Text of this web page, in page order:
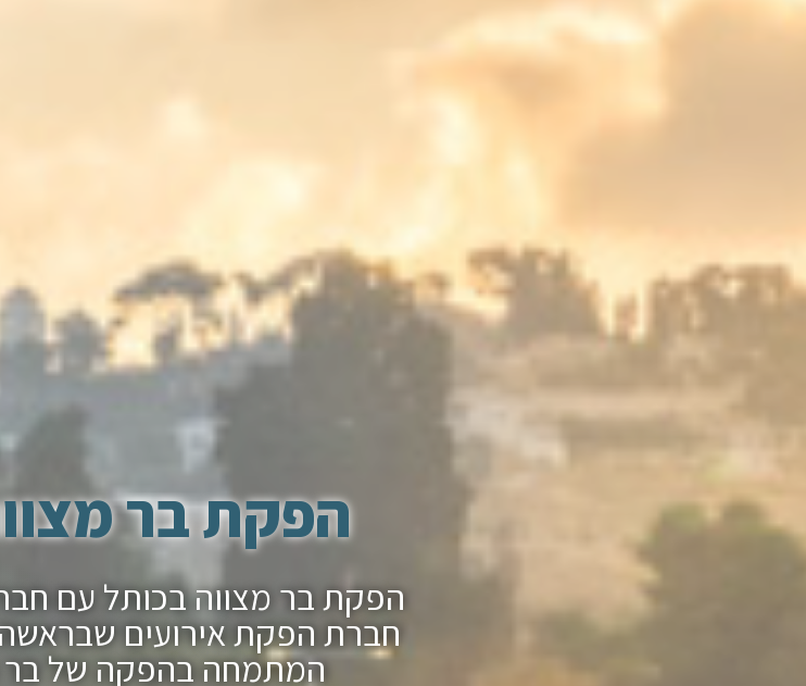
הפקת בר
חברת הפקת אירועים שבראשה
המתמחה בהפקה של בר